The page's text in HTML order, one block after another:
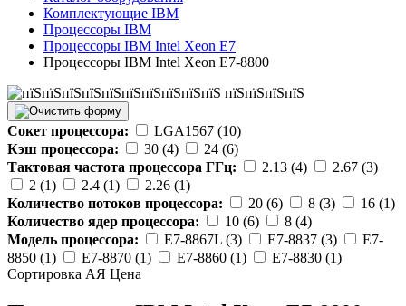
Комплектующие IBM
Процессоры IBM
Процессоры IBM Intel Xeon E7
Процессоры IBM Intel Xeon E7-8800
Сокет процессора:
LGA1567 (10)
Кэш процессора:
30 (4)
24 (6)
Тактовая частота процессора ГГц:
2.13 (4)
2.67 (3)
2 (1)
2.4 (1)
2.26 (1)
Количество потоков процессора:
20 (6) 8 (3)
16 (1)
Количество ядер процессора:
10 (6)
8 (4)
Модель процессора:
E7-8867L (3) E7-8837 (3)
E7-
8850 (1)
E7-8870 (1) E7-8860 (1)
E7-8830 (1)
Сортировка АЯ Ценa